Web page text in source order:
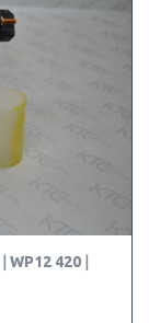
WP12 420